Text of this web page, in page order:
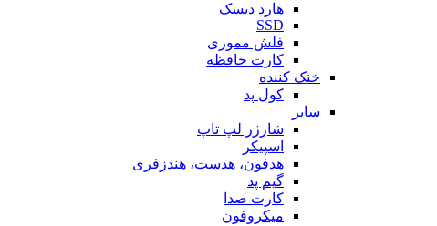
هارد دیسک
SSD
فلش مموری
کارت حافظه
خنک کننده
کول پد
سایر
شارژر لپ تاپ
اسپیکر
هدفون، هدست، هندزفری
گیم پد
کارت صدا
میکروفون